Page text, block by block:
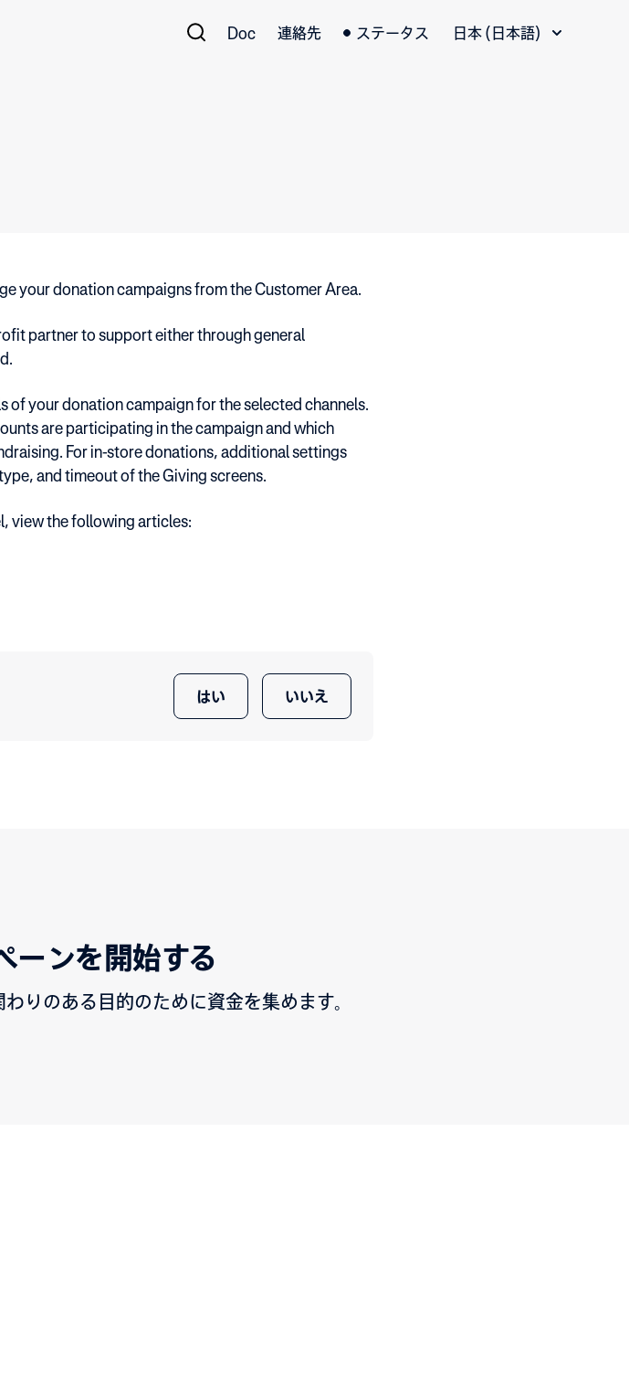
Doc 連絡先 ステータス
日本 (日本語)
your donation campaigns from the Customer Area.
partner to support either through general
of your donation campaign for the selected channels.
are participating in the campaign and which
For in-store donations, additional settings
and timeout of the Giving screens.
view the following articles:
はい いいえ
ーンを開始する
りのある目的のために資金を集めます。